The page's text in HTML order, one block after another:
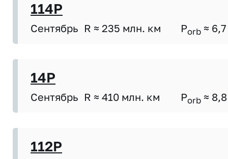
114P
Сентябрь R ≈ 235 млн. км Porb ≈ 6,7
14P
Сентябрь R ≈ 410 млн. км Porb ≈ 8,8
112P